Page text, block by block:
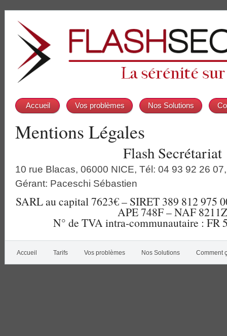
Accueil Vos problèmes Nos Solutions
Mentions Légales
Flash Secrétariat
10 rue Blacas, 06000 NICE, Tél: 04 93 92 26
Gérant: Paceschi Sébastien
SARL au capital 7623€ – SIRET 389 812 975
APE 748F – NAF 8211Z
N° de TVA intra-communautaire : FR
Accueil Tarifs Vos problèmes Nos Solutions Comment